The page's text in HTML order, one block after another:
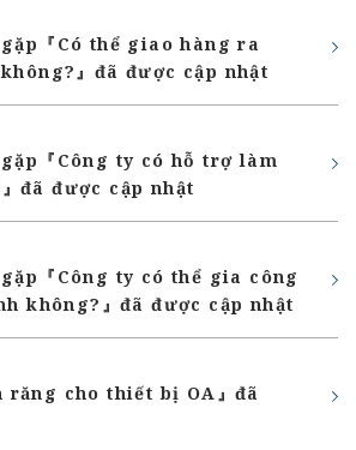
『Có thể giao hàng ra
』đã được cập nhật
『Công ty có hỗ trợ làm
đã được cập nhật
『Công ty có thể gia công
không?』đã được cập nhật
răng cho thiết bị OA』đã